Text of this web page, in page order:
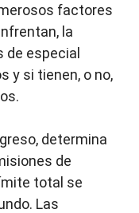
factores
la
de especial
y si tienen, o no,
determina
de
total se
Las